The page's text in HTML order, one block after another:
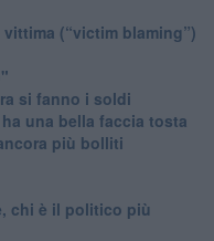
(“victim blaming”)
si fanno i soldi
una bella faccia tosta
più bolliti
chi è il politico più